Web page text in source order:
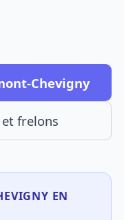
Chevigny
frelons
EN